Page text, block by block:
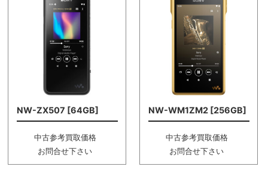
NW-ZX507 [64GB]
中古参考買取価格
お問合せ下さい
NW-WM1ZM2 [256GB]
中古参考買取価格
お問合せ下さい